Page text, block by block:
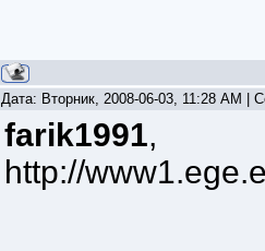
Дата: Вторник, 2008-06-03, 11:28 AM |
farik1991,
http://